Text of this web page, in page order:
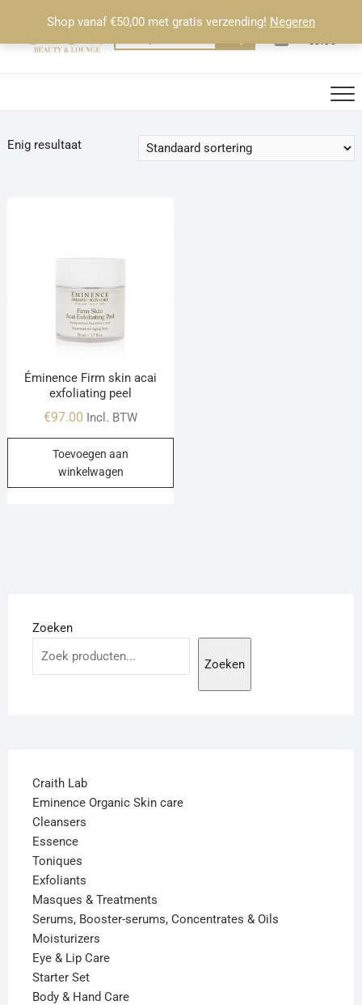
Shop vanaf €50,00 met gratis verzending! Negeren
de
naar:
0
Totaal
€0.00
Enig resultaat
Éminence Firm skin acai
exfoliating peel
€97.00 Incl. BTW
Toevoegen aan
winkelwagen
Zoeken
Zoeken
Craith Lab
Eminence Organic Skin care
Cleansers
Essence
Toniques
Exfoliants
Masques & Treatments
Serums, Booster-serums, Concentrates & Oils
Moisturizers
Eye & Lip Care
Starter Set
Body & Hand Care